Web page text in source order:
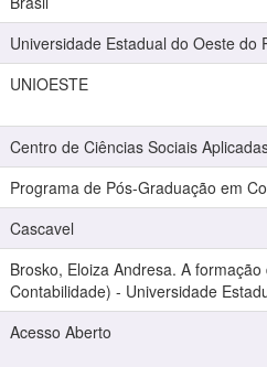
Universidade Estadual do Oeste do
UNIOESTE
Centro de Ciências Sociais
Programa de Pós-Graduação em
Cascavel
Brosko, Eloiza Andresa. A
Contabilidade) - Universidade
Acesso Aberto